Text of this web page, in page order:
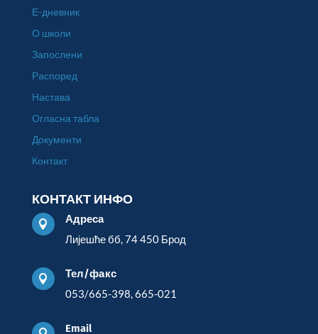
Е-дневник
О школи
Запослени
Распоред
Настава
Огласна табла
Документи
Контакт
КОНТАКТ ИНФО

Адреса
Лијешће бб, 74 450 Брод

Тел/факс
053/665-398, 665-021
Email